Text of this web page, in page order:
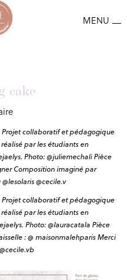
cake
Projet collaboratif et pédagogique
par les étudiants en
Photo: @juliemechali Pièce
Composition imaginé par
@cecile.v
Projet collaboratif et pédagogique
par les étudiants en
Photo: @lauracatala Pièce
: @ maisonmalehparis Merci